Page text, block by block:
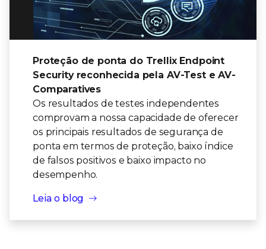
Proteção de ponta do Trellix Endpoint
Security reconhecida pela AV-Test e AV-
Comparatives
Os resultados de testes independentes
comprovam a nossa capacidade de oferecer
os principais resultados de segurança de
ponta em termos de proteção, baixo índice
de falsos positivos e baixo impacto no
desempenho.
Leia o blog